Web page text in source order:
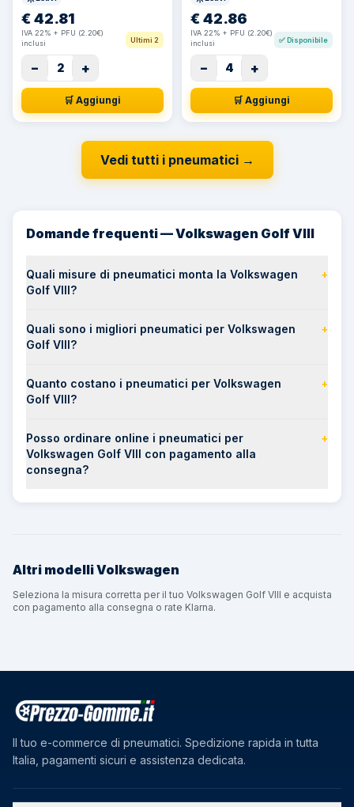
€42.81
IVA 22% + PFU (2.20€)
inclusi
Ultimi 2
− 2 +
🛒 Aggiungi
€42.86
IVA 22% + PFU (2.20€)
inclusi
✅Disponibile
− 4 +
🛒 Aggiungi
Vedi tutti i pneumatici→
Domande frequenti — Volkswagen Golf VIII
Quali misure di pneumatici monta la Volkswagen
Golf VIII?
+
Quali sono i migliori pneumatici per Volkswagen
Golf VIII?
+
Quanto costano i pneumatici per Volkswagen
Golf VIII?
+
Posso ordinare online i pneumatici per
Volkswagen Golf VIII con pagamento alla
consegna?
+
Altri modelliVolkswagen
Seleziona la misura corretta per il tuo Volkswagen Golf VIII e acquista
con pagamento alla consegna o rate Klarna.
Il tuo e-commerce di pneumatici. Spedizione rapida in tutta
Italia, pagamenti sicuri e assistenza dedicata.